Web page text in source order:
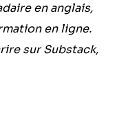
en anglais,
en ligne.
sur Substack,